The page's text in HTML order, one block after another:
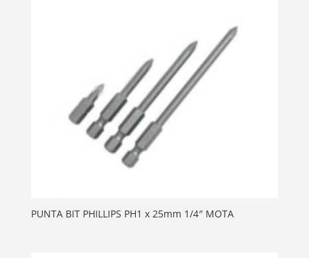
PUNTA BIT PHILLIPS PH1 x 25mm 1/4″ MOTA